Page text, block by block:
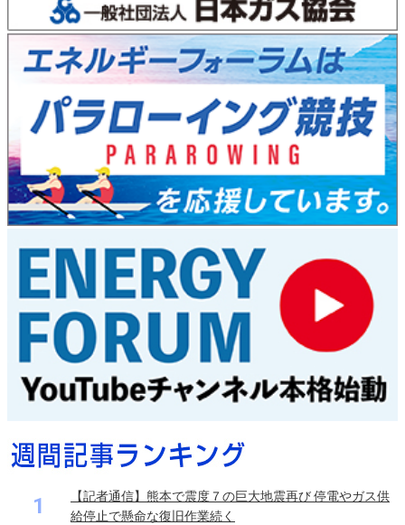
1
【記者通信】熊本で震度７の巨大地震再び 停電やガス供
給停止で懸命な復旧作業続く